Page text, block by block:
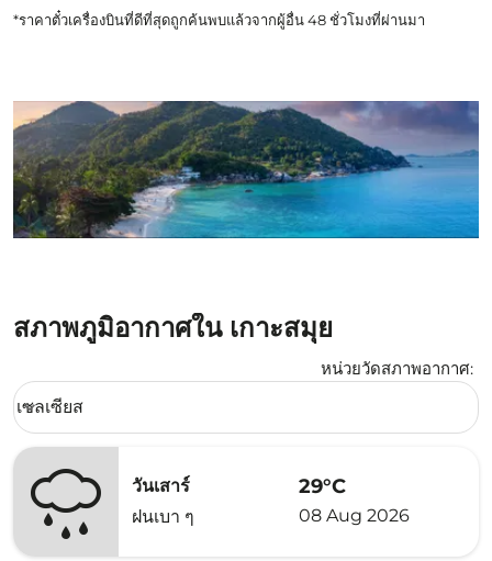
*ราคาตั๋วเครื่องบินที่ดีที่สุดถูกค้นพบแล้วจากผู้อื่น 48 ชั่วโมงที่ผ่านมา
สภาพภูมิอากาศใน เกาะสมุย
หน่วยวัดสภาพอากาศ:
Weather unit option เซลเซียส Selected
เซลเซียส
keyboard_arrow_down
วันเสาร์
ฝนเบา ๆ
29°C
08 Aug 2026